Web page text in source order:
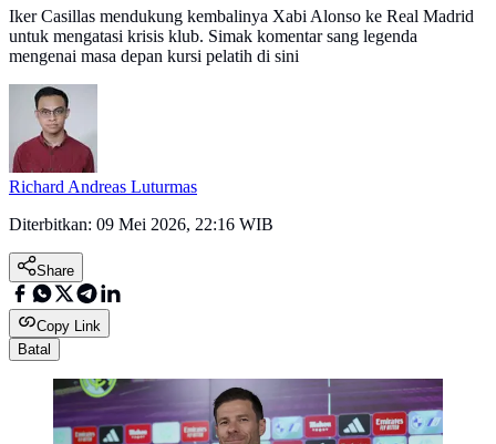
Iker Casillas mendukung kembalinya Xabi Alonso ke Real Madrid
untuk mengatasi krisis klub. Simak komentar sang legenda
mengenai masa depan kursi pelatih di sini
Richard Andreas Luturmas
Diterbitkan: 09 Mei 2026, 22:16 WIB
Share
Copy Link
Batal